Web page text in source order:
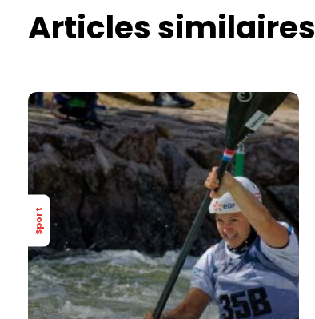
Articles similaires
Sport